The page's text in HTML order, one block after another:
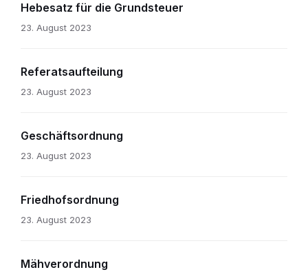
Hebesatz für die Grundsteuer
23. August 2023
Referatsaufteilung
23. August 2023
Geschäftsordnung
23. August 2023
Friedhofsordnung
23. August 2023
Mähverordnung